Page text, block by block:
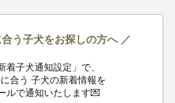
う子犬をお探しの方へ ／
着子犬通知設定」で、
合う 子犬の新着情報を
ルで通知いたします💌